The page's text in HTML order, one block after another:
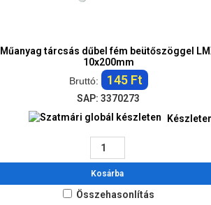
Műanyag tárcsás dűbel fém beütőszöggel
10x200mm
Bruttó:
145 Ft
SAP: 3370273
Kosárba
Összehasonlítás